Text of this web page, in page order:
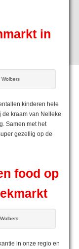
in
kinderen hele
de kraam van Nelleke
Samen met het
gezellig op de
food op
in onze regio en